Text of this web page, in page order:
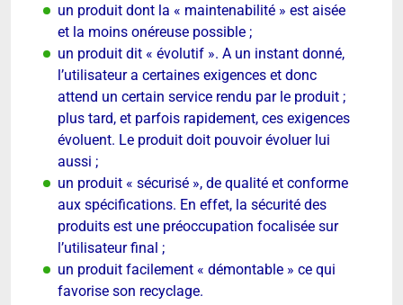
un produit dont la « maintenabilité » est aisée
et la moins onéreuse possible ;
un produit dit « évolutif ». A un instant donné,
l’utilisateur a certaines exigences et donc
attend un certain service rendu par le produit ;
plus tard, et parfois rapidement, ces exigences
évoluent. Le produit doit pouvoir évoluer lui
aussi ;
un produit « sécurisé », de qualité et conforme
aux spécifications. En effet, la sécurité des
produits est une préoccupation focalisée sur
l’utilisateur final ;
un produit facilement « démontable » ce qui
favorise son recyclage.